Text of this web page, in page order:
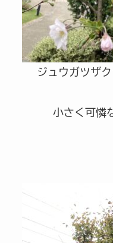
ジュウガツザ
小さく可憐